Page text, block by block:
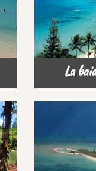
La